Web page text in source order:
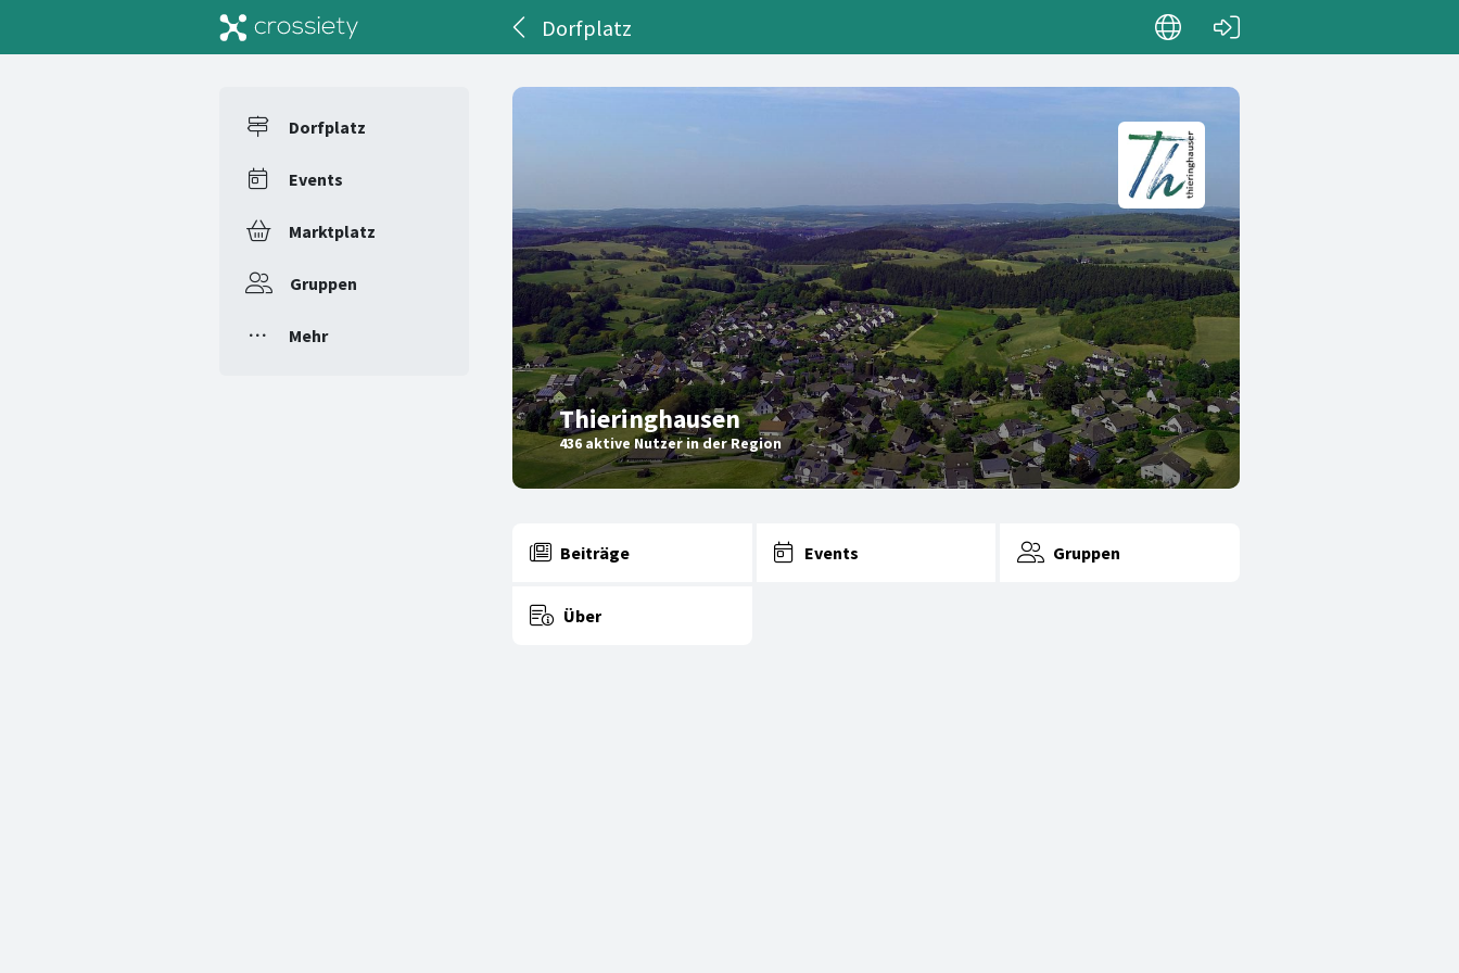
Dorfplatz
Dorfplatz
Events
Marktplatz
Gruppen
Mehr
Thieringhausen
436 aktive Nutzer in der Region
Beiträge Events Gruppen
Über